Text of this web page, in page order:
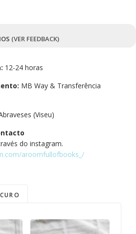
(VER FEEDBACK)
12-24 horas
MB Way & Transferência
(Viseu)
do instagram.
aroomfullofbooks_/